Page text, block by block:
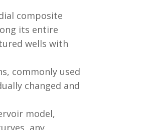
composite
its entire
wells with
commonly used
changed and
model,